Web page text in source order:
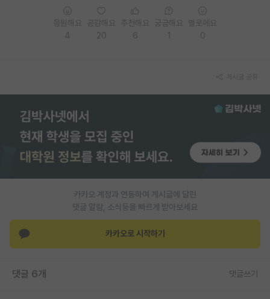
PI 전용 게시판
인문사회 계열 게시판
특수/전문대학원 게시판
반도체/AI 게시판
장학금/장학생 게시판
학술 정보 게시판
카카오 계정과 연동하여 게시글에 달린
댓글 알람, 소식등을 빠르게 받아보세요
카카오로 시작하기
댓글 6개 댓글쓰기